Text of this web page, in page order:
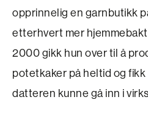
opprinnelig en garnbutikk
etter­hvert mer
2000 gikk hun over til å
potetkaker på heltid og fikk
datteren kunne gå inn i